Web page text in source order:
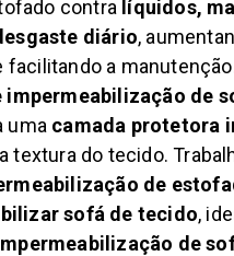
contra líquidos,
diário,
facilitando a
impermeabilização de
uma camada protetora
textura do tecido.
de
sofá de tecido,
de